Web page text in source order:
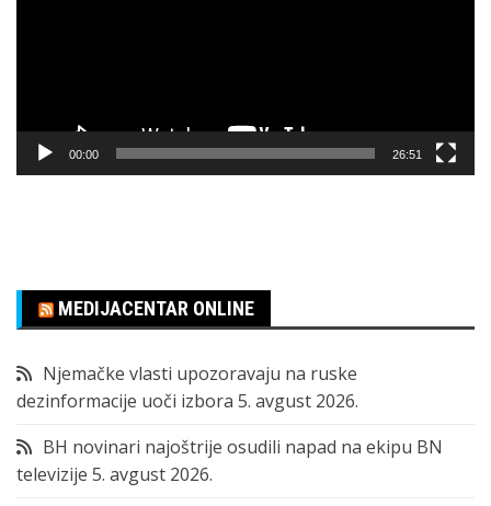
00:00 26:51
MEDIJACENTAR ONLINE
Njemačke vlasti upozoravaju na ruske
dezinformacije uoči izbora 5. avgust 2026.
BH novinari najoštrije osudili napad na ekipu BN
televizije 5. avgust 2026.